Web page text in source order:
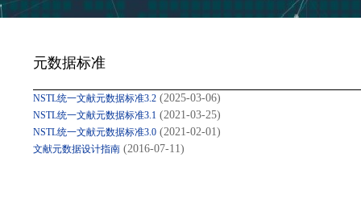
元数据标准
NSTL统一文献元数据标准3.2 (2025-03-06)
NSTL统一文献元数据标准3.1 (2021-03-25)
NSTL统一文献元数据标准3.0 (2021-02-01)
文献元数据设计指南 (2016-07-11)